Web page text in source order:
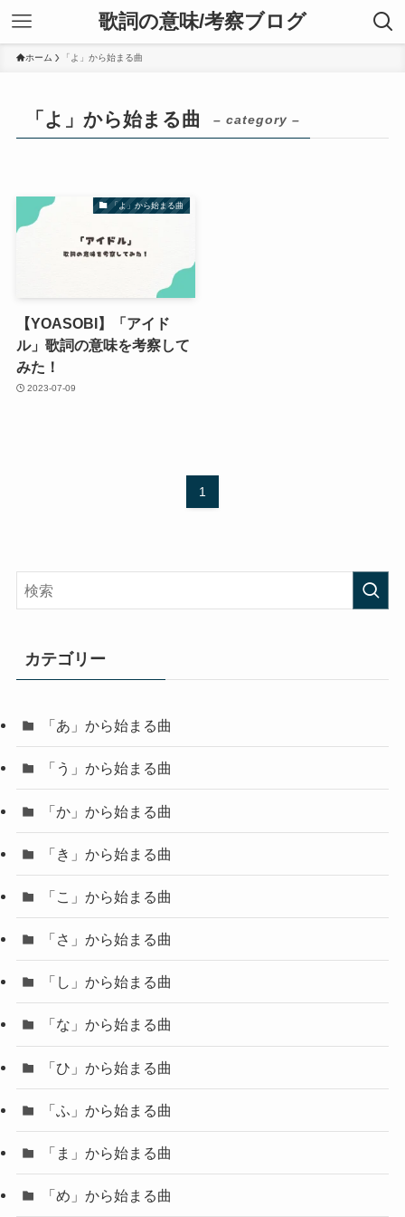
歌詞の意味/考察ブログ
ホーム 「よ」から始まる曲
「よ」から始まる曲 – category –
「よ」から始まる曲
【YOASOBI】「アイド
ル」歌詞の意味を考察して
みた！
2023-07-09
1
カテゴリー
「あ」から始まる曲
「う」から始まる曲
「か」から始まる曲
「き」から始まる曲
「こ」から始まる曲
「さ」から始まる曲
「し」から始まる曲
「な」から始まる曲
「ひ」から始まる曲
「ふ」から始まる曲
「ま」から始まる曲
「め」から始まる曲